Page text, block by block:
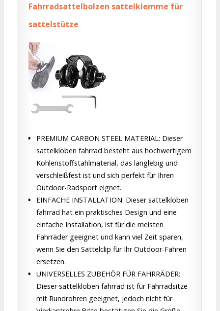
Fahrradsattelbolzen sattelklemme für
sattelstütze
PREMIUM CARBON STEEL MATERIAL: Dieser
sattelkloben fahrrad besteht aus hochwertigem
Kohlenstoffstahlmaterial, das langlebig und
verschleißfest ist und sich perfekt für Ihren
Outdoor-Radsport eignet.
EINFACHE INSTALLATION: Dieser sattelkloben
fahrrad hat ein praktisches Design und eine
einfache Installation, ist für die meisten
Fahrräder geeignet und kann viel Zeit sparen,
wenn Sie den Sattelclip für Ihr Outdoor-Fahren
ersetzen.
UNIVERSELLES ZUBEHÖR FÜR FAHRRÄDER:
Dieser sattelkloben fahrrad ist für Fahrradsitze
mit Rundrohren geeignet, jedoch nicht für